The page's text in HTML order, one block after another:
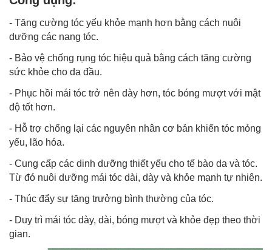
- Tăng cường tóc yếu khỏe mạnh hơn bằng cách nuôi
dưỡng các nang tóc.
- Bảo vệ chống rụng tóc hiệu quả bằng cách tăng cường
sức khỏe cho da đầu.
- Phục hồi mái tóc trở nên dày hơn, tóc bóng mượt với mật
độ tốt hơn.
- Hỗ trợ chống lại các nguyên nhân cơ bản khiến tóc mỏng
yếu, lão hóa.
- Cung cấp các dinh dưỡng thiết yếu cho tế bào da và tóc.
Từ đó nuôi dưỡng mái tóc dài, dày và khỏe mạnh tự nhiên.
- Thúc đẩy sự tăng trưởng bình thường của tóc.
- Duy trì mái tóc dày, dài, bóng mượt và khỏe đẹp theo thời
gian.